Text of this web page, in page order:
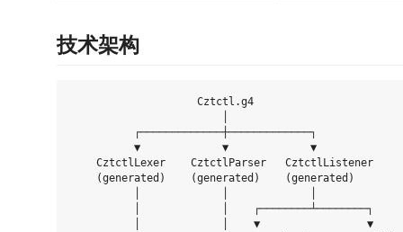
技术架构
                    Cztctl.g4
          ┌─────────────┼─────────────┐
          ▼             ▼             ▼
    CztctlLexer    CztctlParser   CztctlListener
    (generated)    (generated)    (generated)
          │             │    ┌────────┴────────┐
          │             │    ▼                 ▼